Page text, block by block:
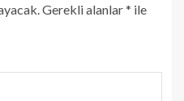
Gerekli alanlar* ile